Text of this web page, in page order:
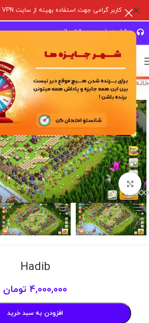
کاربر گرامی جهت استفاده بهینه از سایت VPN خود را خاموش کنید
مشاوره خرید و پشتیبانی سریع
خانه خرید اکانت بازی/اکانت کلش آف کلنز
برای بزرگنمایی کلیک کنید
Hadib
4,000,000 تومان
افزودن به سبد خرید